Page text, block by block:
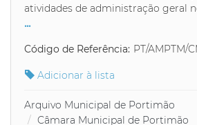
atividades de administração geral
...
Código de Referência: PT/AMPTM/
Adicionar à lista
Arquivo Municipal de Portimão
Câmara Municipal de Portimão